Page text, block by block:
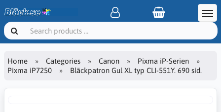
Home Categories Canon
Pixma iP-Serien
Pixma iP7250
Bläckpatron Gul XL typ CLI-551Y. 690 sid.